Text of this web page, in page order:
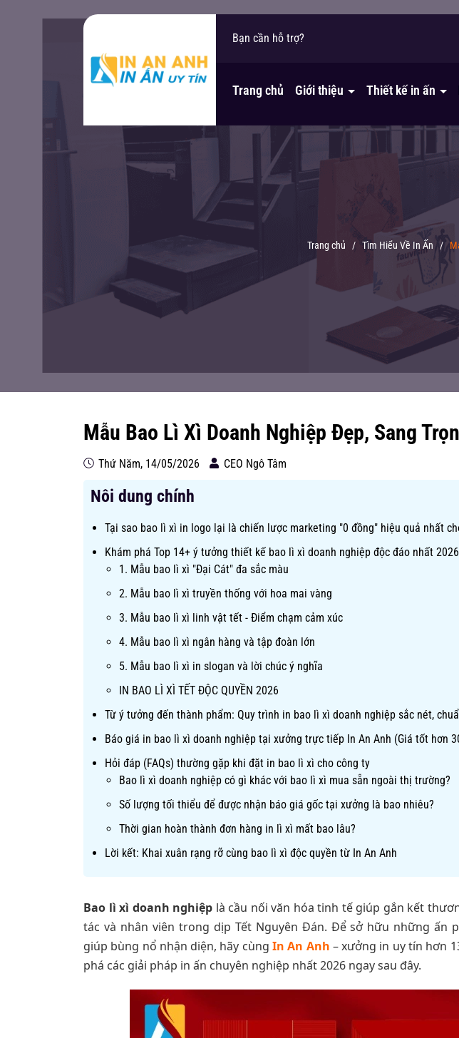
In An Anh xin chào!
Bạn cần hỗ trợ?
Trang chủ Giới thiệu Thiết kế in ấn
Trang chủ / Tìm Hiểu Về In Ấn /
Mẫu Bao Lì Xì Doanh Nghiệp Đẹp, Sang
Thứ Năm, 14/05/2026 CEO Ngô Tâm
Nôi dung chính
Tại sao bao lì xì in logo lại là chiến lược marketing "0 đồng" hiệu quả nhất
Khám phá Top 14+ ý tưởng thiết kế bao lì xì doanh nghiệp độc đáo nhất 2026
1. Mẫu bao lì xì "Đại Cát" đa sắc màu
2. Mẫu bao lì xì truyền thống với hoa mai vàng
3. Mẫu bao lì xì linh vật tết - Điểm chạm cảm xúc
4. Mẫu bao lì xì ngân hàng và tập đoàn lớn
5. Mẫu bao lì xì in slogan và lời chúc ý nghĩa
IN BAO LÌ XÌ TẾT ĐỘC QUYỀN 2026
Từ ý tưởng đến thành phẩm: Quy trình in bao lì xì doanh nghiệp sắc nét,
Báo giá in bao lì xì doanh nghiệp tại xưởng trực tiếp In An Anh (Giá tốt hơn
Hỏi đáp (FAQs) thường gặp khi đặt in bao lì xì cho công ty
Bao lì xì doanh nghiệp có gì khác với bao lì xì mua sẵn ngoài thị trường?
Số lượng tối thiểu để được nhận báo giá gốc tại xưởng là bao nhiêu?
Thời gian hoàn thành đơn hàng in lì xì mất bao lâu?
Lời kết: Khai xuân rạng rỡ cùng bao lì xì độc quyền từ In An Anh
Bao lì xì doanh nghiệp là cầu nối văn hóa tinh tế giúp gắn kết
tác và nhân viên trong dịp Tết Nguyên Đán. Để sở hữu những ấn
giúp bùng nổ nhận diện, hãy cùng In An Anh – xưởng in uy tín hơn
phá các giải pháp in ấn chuyên nghiệp nhất 2026 ngay sau đây.